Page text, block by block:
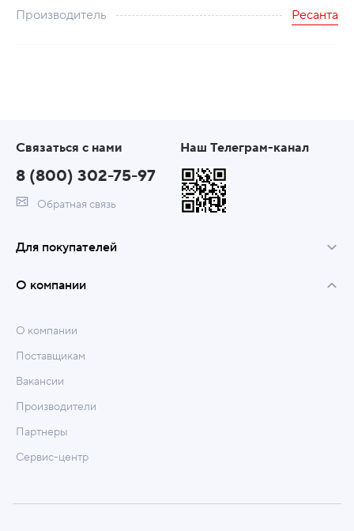
Производитель
Ресанта
Связаться с нами
8 (800) 302-75-97
Обратная связь
Наш Телеграм-канал
Для покупателей
О компании
О компании
Поставщикам
Вакансии
Производители
Партнеры
Сервис-центр